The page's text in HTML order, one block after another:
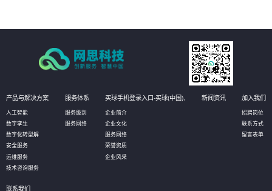
产品与解决方案
人工智能
数字孪生
数字化转型解
安全服务
运维服务
技术咨询服务
服务体系
服务级别
服务网络
买球手机登录入口-买球(中国),
企业简介
企业文化
服务网络
荣誉资质
企业风采
新闻资讯 加入我们
招聘岗位
联系方式
留言表单
联系我们